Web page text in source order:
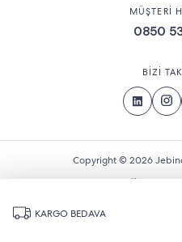
KARGO BEDAVA
MÜŞTERİ
0850
BİZİ
Copyright © 2026